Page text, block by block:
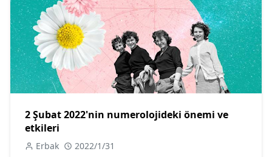
2 Şubat 2022'nin numerolojideki önemi ve
etkileri
Erbak 2022/1/31